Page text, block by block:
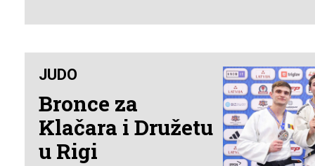
JUDO
Bronce za
Klačara i Družetu
u Rigi